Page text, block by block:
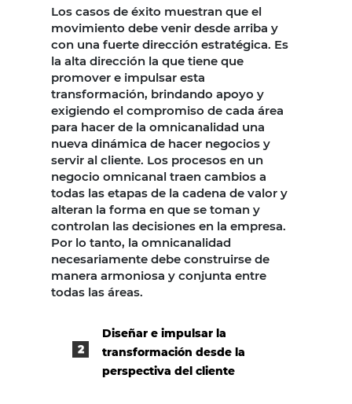
Los casos de éxito muestran que el
movimiento debe venir desde arriba y
con una fuerte dirección estratégica. Es
la alta dirección la que tiene que
promover e impulsar esta
transformación, brindando apoyo y
exigiendo el compromiso de cada área
para hacer de la omnicanalidad una
nueva dinámica de hacer negocios y
servir al cliente. Los procesos en un
negocio omnicanal traen cambios a
todas las etapas de la cadena de valor y
alteran la forma en que se toman y
controlan las decisiones en la empresa.
Por lo tanto, la omnicanalidad
necesariamente debe construirse de
manera armoniosa y conjunta entre
todas las áreas.
Diseñar e impulsar la
transformación desde la
perspectiva del cliente